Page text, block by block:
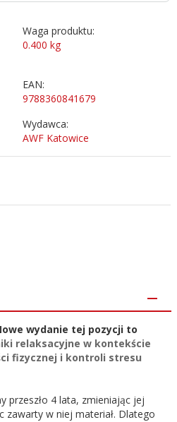
Waga produktu:
0.400 kg
EAN:
9788360841679
Wydawca:
AWF Katowice
Nowe wydanie tej pozycji to
relaksacyjne w kontekście
fizycznej i kontroli stresu
przeszło 4 lata, zmieniając jej
zawarty w niej materiał. Dlatego